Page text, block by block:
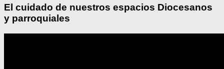
El cuidado de nuestros espacios Diocesanos
y parroquiales